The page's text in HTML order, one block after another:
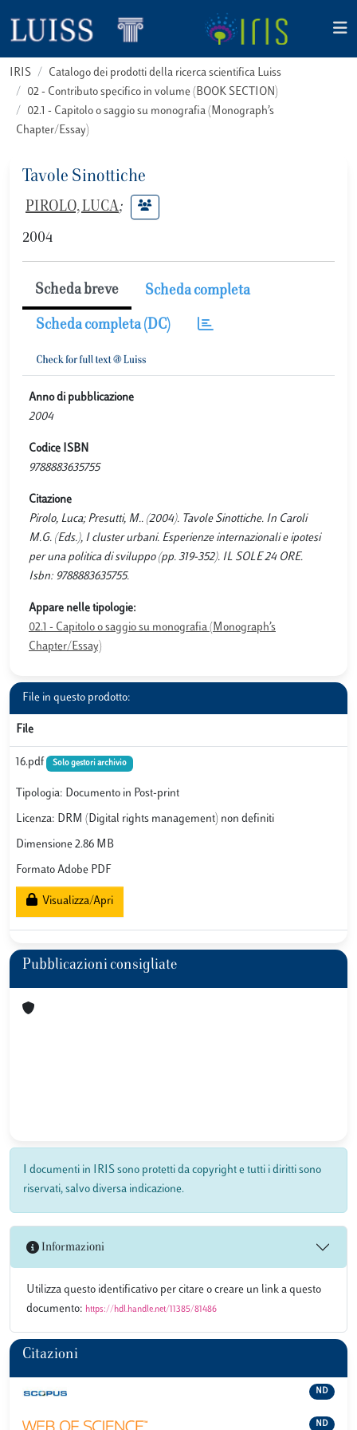
IRIS
Catalogo dei prodotti della ricerca scientifica Luiss
02 - Contributo specifico in volume (BOOK SECTION)
02.1 - Capitolo o saggio su monografia (Monograph’s
Chapter/Essay)
Tavole Sinottiche
PIROLO, LUCA;
2004
Scheda breve Scheda completa
Scheda completa (DC)
Anno di pubblicazione
2004
Codice ISBN
9788883635755
Citazione
Pirolo, Luca; Presutti, M.. (2004). Tavole Sinottiche. In Caroli
M.G. (Eds.), I cluster urbani. Esperienze internazionali e ipotesi
per una politica di sviluppo (pp. 319-352). IL SOLE 24 ORE.
Isbn: 9788883635755.
Appare nelle tipologie:
02.1 - Capitolo o saggio su monografia (Monograph’s
Chapter/Essay)
File in questo prodotto:
File
16.pdf Solo gestori archivio
Tipologia: Documento in Post-print
Licenza: DRM (Digital rights management) non definiti
Dimensione 2.86 MB
Formato Adobe PDF
Visualizza/Apri
Pubblicazioni consigliate
I documenti in IRIS sono protetti da copyright e tutti i diritti sono
riservati, salvo diversa indicazione.
Informazioni
Utilizza questo identificativo per citare o creare un link a questo
documento: https://hdl.handle.net/11385/81486
Citazioni
ND
ND